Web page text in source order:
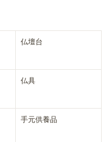
仏壇台
仏具
手元供養品